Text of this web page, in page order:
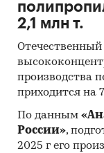
Информация
Анализ
рынке
Опрос
Категории:
Фрукты и
2,1 млн т.
производства
приходится на
По данным
России»,
2025 г его